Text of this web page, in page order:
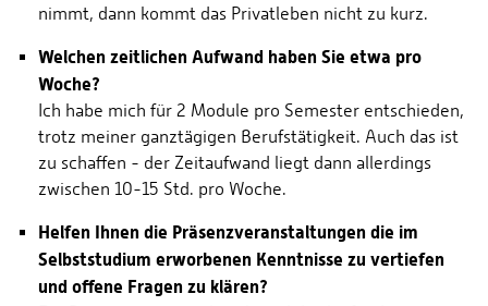
nimmt, dann kommt das Privatleben nicht zu kurz.
Welchen zeitlichen Aufwand haben Sie etwa pro
Woche?
Ich habe mich für 2 Module pro Semester entschieden,
trotz meiner ganztägigen Berufstätigkeit. Auch das ist
zu schaffen - der Zeitaufwand liegt dann allerdings
zwischen 10-15 Std. pro Woche.
Helfen Ihnen die Präsenzveranstaltungen die im
Selbststudium erworbenen Kenntnisse zu vertiefen
und offene Fragen zu klären?